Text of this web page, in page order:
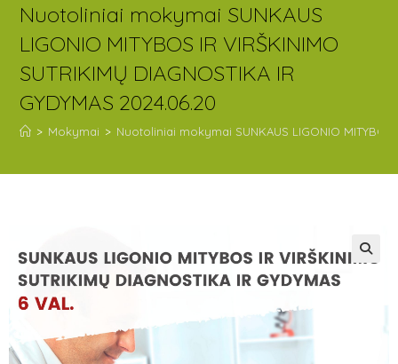
Nuotoliniai mokymai SUNKAUS
LIGONIO MITYBOS IR VIRŠKINIMO
SUTRIKIMŲ DIAGNOSTIKA IR
GYDYMAS 2024.06.20
> Mokymai > Nuotoliniai mokymai SUNKAUS LIGONIO MITYBOS